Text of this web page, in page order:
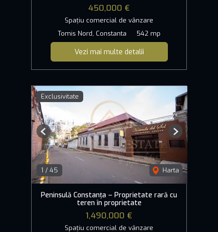
450,000 €
Spațiu comercial de vânzare
Tomis Nord, Constanta
542 mp
Vezi mai multe detalii
Exclusivitate
1 / 45 Harta
Previous Next
Peninsulă Constanța – Proprietate rară cu
teren în proprietate
1,490,000 €
Spațiu comercial de vânzare